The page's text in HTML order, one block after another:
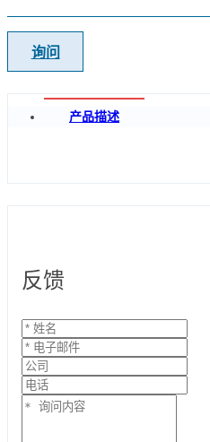
询问
产品描述
反馈